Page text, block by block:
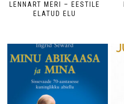
LENNART MERI – EESTILE
ELATUD ELU